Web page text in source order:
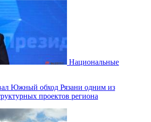
Национальные
Южный обход Рязани одним из
проектов региона